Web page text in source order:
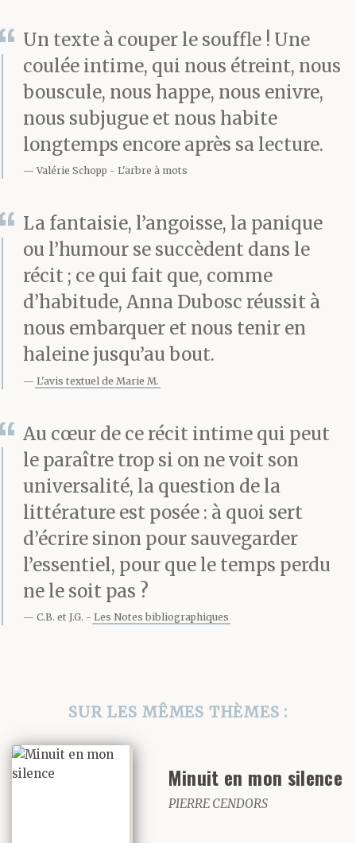
monter la panique.
Demain, c’est
l’incinération. Je peux
pas me planter, il faut
que j’assure. Je me relis
encore, vingt fois,
trente fois. Je coupe,
reformule, raye les
mots sur mon carnet, je
leur tords le cou pour
leur faire cracher
quelque chose.
Je ne vois pas le bout de
mes phrases, j’ai une
voix de merde. C’est
trop écrit, c’est figé,
c’est l’enfer. J’angoisse,
C’est nul, ça veut rien
dire. Elle aurait détesté,
c’est clair… »
Un texte à couper le souffle ! Une
coulée intime, qui nous étreint, nous
bouscule, nous happe, nous enivre,
nous subjugue et nous habite
longtemps encore après sa lecture.
Valérie Schopp L'arbre à mots
La fantaisie, l’angoisse, la panique
ou l’humour se succèdent dans le
récit ; ce qui fait que, comme
d’habitude, Anna Dubosc réussit à
nous embarquer et nous tenir en
haleine jusqu’au bout.
L'avis textuel de Marie M.
Au cœur de ce récit intime qui peut
le paraître trop si on ne voit son
universalité, la question de la
littérature est posée : à quoi sert
d’écrire sinon pour sauvegarder
l’essentiel, pour que le temps perdu
ne le soit pas ?
C.B. et J.G. Les Notes bibliographiques
SUR LES MÊMES THÈMES :
Minuit en mon silence
PIERRE CENDORS